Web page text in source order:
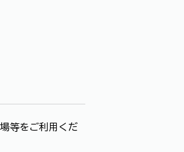
等をご利用くだ